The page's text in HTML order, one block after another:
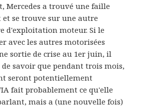
Mercedes a trouvé une faille
et se trouve sur une autre
d'exploitation moteur. Si le
avec les autres motorisées
sortie de crise au 1er juin, il
de savoir que pendant trois mois,
seront potentiellement
fait probablement ce qu'elle
mais a (une nouvelle fois)